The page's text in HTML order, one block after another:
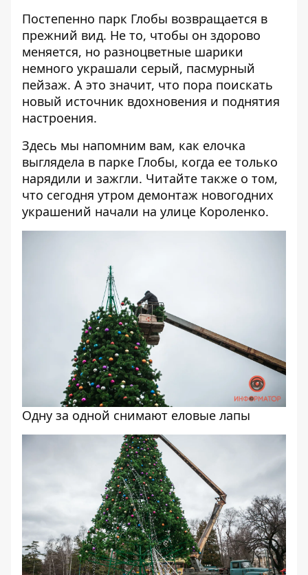
Постепенно парк Глобы возвращается в
прежний вид. Не то, чтобы он здорово
меняется, но разноцветные шарики
немного украшали серый, пасмурный
пейзаж. А это значит, что пора поискать
новый источник вдохновения и поднятия
настроения.
Здесь мы напомним вам, как елочка
выглядела в парке Глобы, когда ее только
нарядили и зажгли. Читайте также о том,
что сегодня утром демонтаж новогодних
украшений начали на улице Короленко.
Одну за одной снимают еловые лапы